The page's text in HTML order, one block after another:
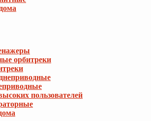
орбитреки
пользователей